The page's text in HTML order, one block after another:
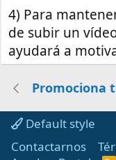
4) Para
de subir un
ayudará a
Promociona
Default style
Contactarnos